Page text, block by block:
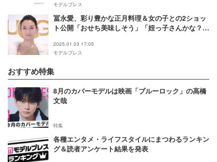
モデルプレス
冨永愛、彩り豊かな正月料理＆女の子との2ショッ
ト公開「おせち美味しそう」「姪っ子さんかな？」
2025.01.03 17:05
モデルプレス
おすすめ特集
8月のカバーモデルは映画「ブルーロック」の高橋
文哉
特集
各種エンタメ・ライフスタイルにまつわるランキン
グ＆読者アンケート結果を発表